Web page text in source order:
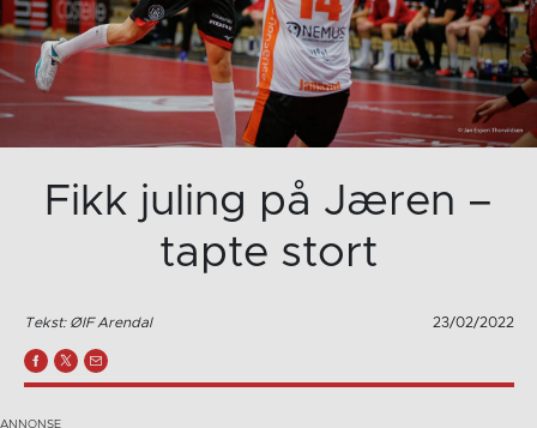
Fikk juling på Jæren –
tapte stort
Tekst: ØIF Arendal 23/02/2022